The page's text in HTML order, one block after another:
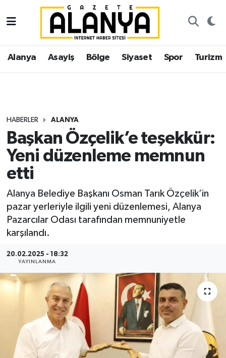
Alanya Asayiş Bölge Siyaset Spor Turizm
HABERLER ALANYA
Başkan Özçelik’e teşekkür:
Yeni düzenleme memnun
etti
Alanya Belediye Başkanı Osman Tarık Özçelik’in
pazar yerleriyle ilgili yeni düzenlemesi, Alanya
Pazarcılar Odası tarafından memnuniyetle
karşılandı.
20.02.2025 - 18:32
YAYINLANMA
Alanya
Asayiş
Siyaset
Spor
Turizm
Ekonomi
Gazipaşa
İstanbul Nöbetçi Eczaneler
İstanbul Hava Durumu
Süper Lig Puan Durumu ve Fikstür
Tüm Manşetler
Son Dakika Haberleri
Haber Arşivi